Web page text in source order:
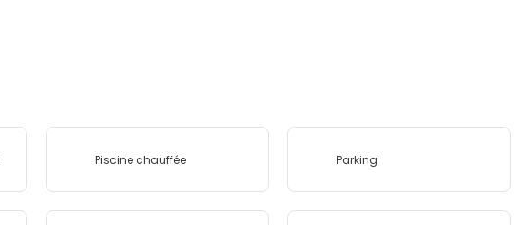
Piscine chauffée Parking